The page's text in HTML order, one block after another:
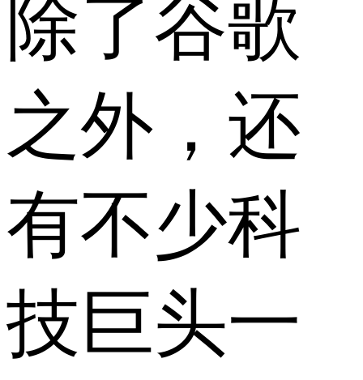
除了谷歌
之外，还
有不少科
技巨头一